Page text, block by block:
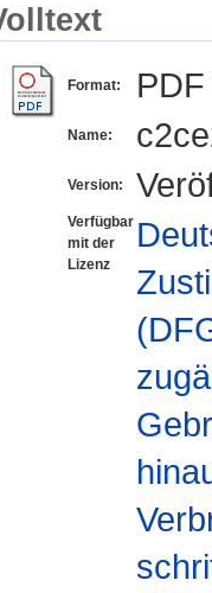
Format: PDF
Name:
Version:
Verfügbar
mit der
Lizenz